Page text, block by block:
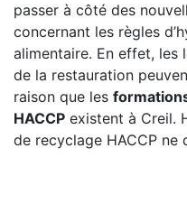
passer à côté des
concernant les règles
alimentaire. En effet, les
de la restauration
raison que les
HACCP existent à Creil.
de recyclage HACCP ne